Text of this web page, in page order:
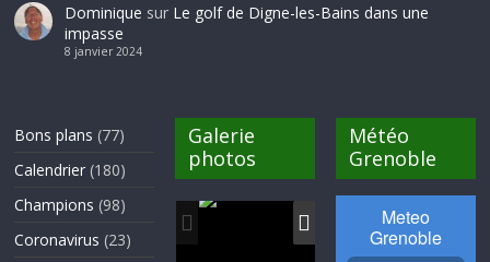
Dominique sur Le golf de Digne-les-Bains dans une
impasse
8 janvier 2024
Bons plans (77)
Calendrier (180)
Champions (98)
Coronavirus (23)
Galerie
photos
Météo
Grenoble